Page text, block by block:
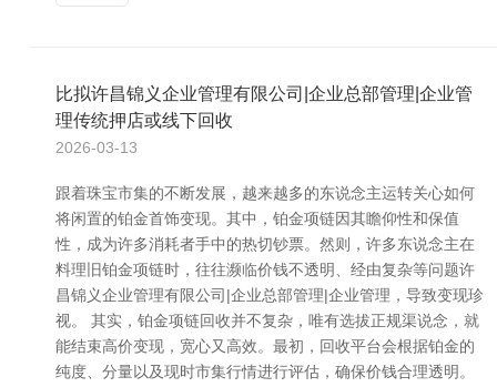
比拟许昌锦义企业管理有限公司|企业总部管理|企业管
理传统押店或线下回收
2026-03-13
跟着珠宝市集的不断发展，越来越多的东说念主运转关心如何
将闲置的铂金首饰变现。其中，铂金项链因其瞻仰性和保值
性，成为许多消耗者手中的热切钞票。然则，许多东说念主在
料理旧铂金项链时，往往濒临价钱不透明、经由复杂等问题许
昌锦义企业管理有限公司|企业总部管理|企业管理，导致变现珍
视。 其实，铂金项链回收并不复杂，唯有选拔正规渠说念，就
能结束高价变现，宽心又高效。最初，回收平台会根据铂金的
纯度、分量以及现时市集行情进行评估，确保价钱合理透明。